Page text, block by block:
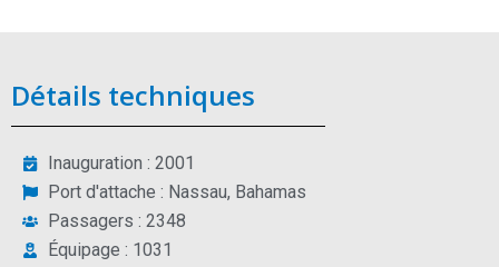
Détails techniques
Inauguration : 2001
Port d'attache : Nassau, Bahamas
Passagers : 2348
Équipage : 1031